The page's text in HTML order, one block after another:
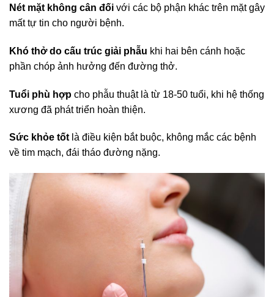
Nét mặt không cân đối với các bộ phận khác trên mặt gây
mất tự tin cho người bệnh.
Khó thở do cấu trúc giải phẫu khi hai bên cánh hoặc
phần chóp ảnh hưởng đến đường thở.
Tuổi phù hợp cho phẫu thuật là từ 18-50 tuổi, khi hệ thống
xương đã phát triển hoàn thiện.
Sức khỏe tốt là điều kiện bắt buộc, không mắc các bệnh
về tim mạch, đái tháo đường nặng.